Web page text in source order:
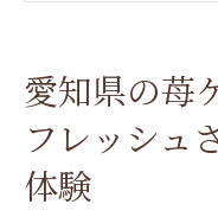
愛知県内で人
地元愛知県の苺
明かす
愛知県の苺
フレッシュ
体験